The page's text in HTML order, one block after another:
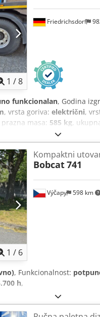
1 /8
Friedrichsdorf
funkcionalan, Godina
, vrsta goriva: električni,
prazna masa: 585 kg,
1 / 6
Výčapy 598 km
Kompaktni
Bobcat741
, Funkcionalnost:
h,